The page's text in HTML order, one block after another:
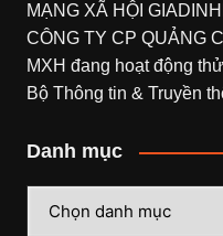
MẠNG XÃ HỘI
CÔNG TY CP QUẢNG
MXH đang hoạt động
Bộ Thông tin & Truyền
Danh mục
mục